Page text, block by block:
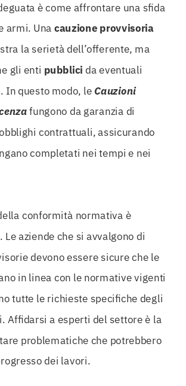
è come affrontare una sfida
armi. Una cauzione provvisoria
la serietà dell’offerente, ma
gli enti pubblici da eventuali
In questo modo, le Cauzioni
fungono da garanzia di
contrattuali, assicurando
completati nei tempi e nei
conformità normativa è
aziende che si avvalgono di
devono essere sicure che le
in linea con le normative vigenti
tutte le richieste specifiche degli
Affidarsi a esperti del settore è la
problematiche che potrebbero
dei lavori.